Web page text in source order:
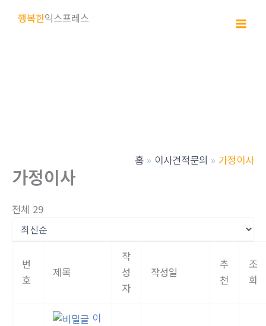
행복한익스프레스
홈 이사견적문의 가정이사
가정이사
전체 29
번
호
제목
작
성
자
작성일
추
천
조
회
이